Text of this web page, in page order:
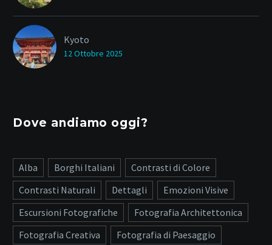
Kyoto
12 Ottobre 2025
Dove andiamo oggi?
Alba Borghi Italiani
Contrasti di Colore
Contrasti Naturali
Dettagli
Emozioni Visive
Escursioni Fotografiche
Fotografia Architettonica
Fotografia Creativa
Fotografia di Paesaggio